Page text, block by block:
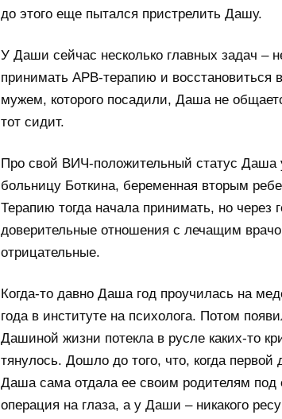
до этого еще пытался пристрелить Дашу.
У Даши сейчас несколько главных задач –
принимать АРВ-терапию и восстановиться
мужем, которого посадили, Даша не
тот сидит.
Про свой ВИЧ-положительный статус Даша
больницу Боткина, беременная вторым
Терапию тогда начала принимать, но через
доверительные отношения с лечащим
отрицательные.
Когда-то давно Даша год проучилась на
года в институте на психолога. Потом
Дашиной жизни потекла в русле каких-то
тянулось. Дошло до того, что, когда
Даша сама отдала ее своим родителям под
операция на глаза, а у Даши – никакого